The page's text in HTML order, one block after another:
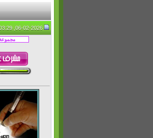
06-02-2026, 03:29 PM